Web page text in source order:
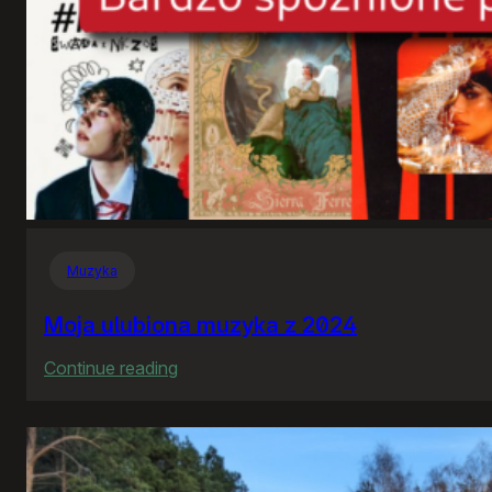
Muzyka
Moja ulubiona muzyka z 2024
Continue reading
ulubiona
muzyka
z